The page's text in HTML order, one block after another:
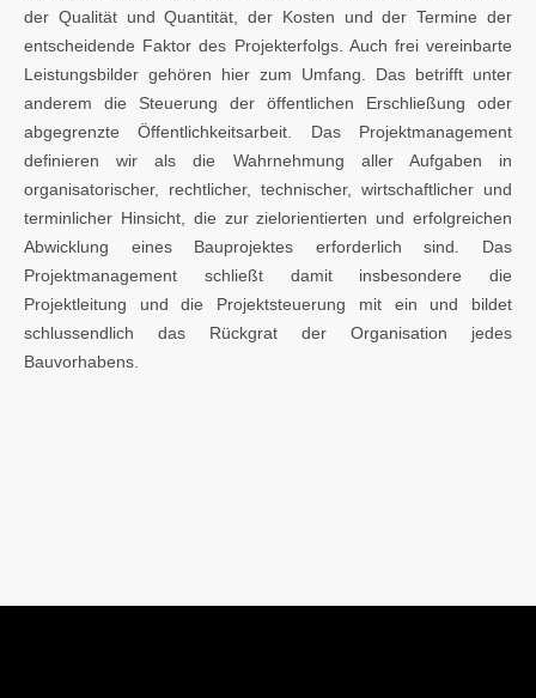
der Qualität und Quantität, der Kosten und der Termine der
entscheidende Faktor des Projekterfolgs. Auch frei vereinbarte
Leistungsbilder gehören hier zum Umfang. Das betrifft unter
anderem die Steuerung der öffentlichen Erschließung oder
abgegrenzte Öffentlichkeitsarbeit. Das Projektmanagement
definieren wir als die Wahrnehmung aller Aufgaben in
organisatorischer, rechtlicher, technischer, wirtschaftlicher und
terminlicher Hinsicht, die zur zielorientierten und erfolgreichen
Abwicklung eines Bauprojektes erforderlich sind. Das
Projektmanagement schließt damit insbesondere die
Projektleitung und die Projektsteuerung mit ein und bildet
schlussendlich das Rückgrat der Organisation jedes
Bauvorhabens.